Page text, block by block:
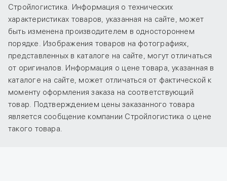
Стройлогистика. Информация о технических
характеристиках товаров, указанная на сайте, может
быть изменена производителем в одностороннем
порядке. Изображения товаров на фотографиях,
представленных в каталоге на сайте, могут отличаться
от оригиналов. Информация о цене товара, указанная в
каталоге на сайте, может отличаться от фактической к
моменту оформления заказа на соответствующий
товар. Подтверждением цены заказанного товара
является сообщение компании Стройлогистика о цене
такого товара.